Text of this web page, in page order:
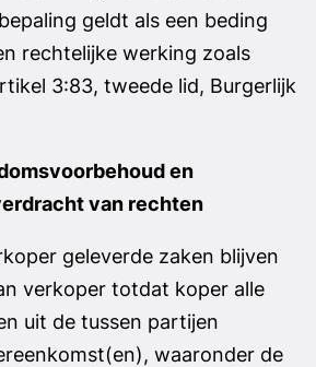
geldt als een beding
rechtelijke werking zoals
3:83, tweede lid, Burgerlijk
en
van rechten
geleverde zaken blijven
verkoper totdat koper alle
uit de tussen partijen
waaronder de